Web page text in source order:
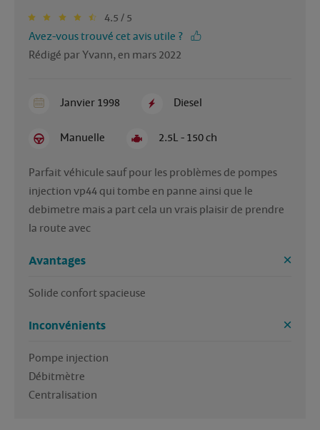
4.5 / 5
Avez-vous trouvé cet avis utile ?
Rédigé par Yvann, en mars 2022
Janvier 1998 Diesel
Manuelle 2.5L - 150 ch
Parfait véhicule sauf pour les problèmes de pompes
injection vp44 qui tombe en panne ainsi que le
debimetre mais a part cela un vrais plaisir de prendre
la route avec
Avantages
Solide confort spacieuse
Inconvénients
Pompe injection
Débitmètre
Centralisation